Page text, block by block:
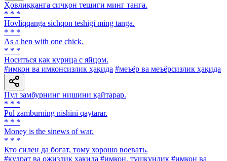
Ҳовлиққанга сичқон тешиги минг танга.
* * *
Hovliqqanga sichqon teshigi ming tanga.
* * *
As a hen with one chick.
* * *
Носиться как курица с яйцом.
#имкон ва имконсизлик ҳақида #меъёр ва меъёрсизлик ҳақида
Пул замбурнинг нишини қайтарар.
* * *
Pul zamburning nishini qaytarar.
* * *
Money is the sinews of war.
* * *
Кто силен да богат, тому хорошо воевать.
#қудрат ва ожизлик ҳақида #имкон, тушкунлик #имкон ва